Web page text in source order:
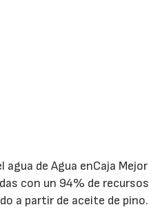
de Agua enCaja Mejor
con un 94% de recursos
a partir de aceite de pino.